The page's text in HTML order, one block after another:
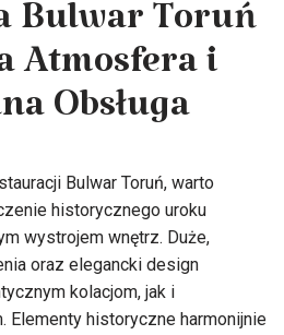
Bulwar Toruń
Atmosfera i
Obsługa
Bulwar Toruń, warto
historycznego uroku
wystrojem wnętrz. Duże,
oraz elegancki design
kolacjom, jak i
Elementy historyczne harmonijnie